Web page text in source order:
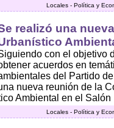
Locales - Política y
realizó una
con el objetivo
acuerdos en
del Partido
nueva reunión de la
Ambiental en el
Locales - Política y